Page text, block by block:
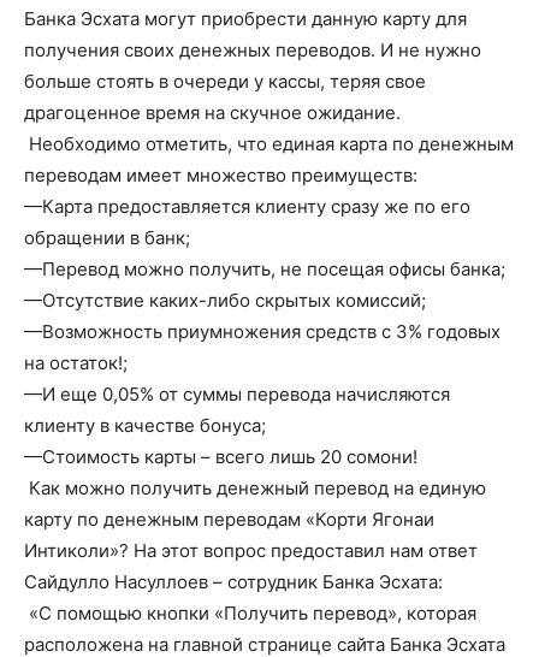
Банка Эсхата могут приобрести данную карту для
получения своих денежных переводов. И не нужно
больше стоять в очереди у кассы, теряя свое
драгоценное время на скучное ожидание.
Необходимо отметить, что единая карта по денежным
переводам имеет множество преимуществ:
—Карта предоставляется клиенту сразу же по его
обращении в банк;
—Перевод можно получить, не посещая офисы банка;
—Отсутствие каких-либо скрытых комиссий;
—Возможность приумножения средств с 3% годовых
на остаток!;
—И еще 0,05% от суммы перевода начисляются
клиенту в качестве бонуса;
—Стоимость карты – всего лишь 20 сомони!
Как можно получить денежный перевод на единую
карту по денежным переводам «Корти Ягонаи
Интиколи»? На этот вопрос предоставил нам ответ
Сайдулло Насуллоев – сотрудник Банка Эсхата:
«С помощью кнопки «Получить перевод», которая
расположена на главной странице сайта Банка Эсхата